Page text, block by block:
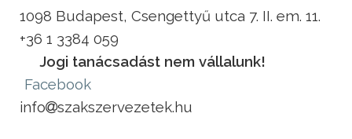
1098 Budapest, Csengettyű utca 7. II. em. 11.
+36 1 3384 059
Jogi tanácsadást nem vállalunk!
Facebook
info
szakszervezetek.hu